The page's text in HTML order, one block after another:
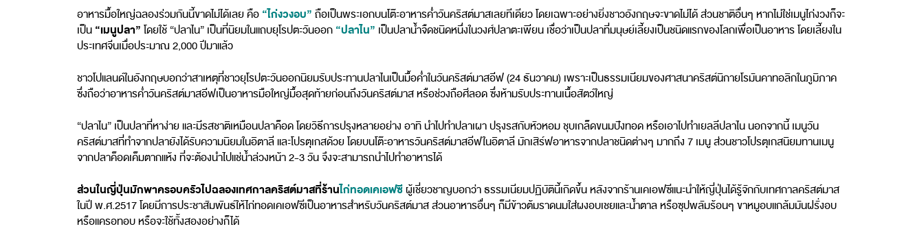
อาหารมื้อใหญ่ฉลองร่วมกันนี้ขาดไม่ได้เลย คือ “ไก่งวงอบ” ถือเป็นพระเอกบนโต๊ะอาหารค่ำวันคริสต์มาสเลยทีเดียว โดยเฉพาะอย่างยิ่งชาวอังกฤษจะขาดไม่ได้ ส่วนชาติอื่นๆ หากไม่ใช่เมนูไก่งวงก็จะ
เป็น “เมนูปลา” โดยใช้ “ปลาไน” เป็นที่นิยมในแถบยุโรปตะวันออก “ปลาไน” เป็นปลาน้ำจืดชนิดหนึ่งในวงศ์ปลาตะเพียน เชื่อว่าเป็นปลาที่มนุษย์เลี้ยงเป็นชนิดแรกของโลกเพื่อเป็นอาหาร โดยเลี้ยงใน
ประเทศจีนเมื่อประมาณ 2,000 ปีมาแล้ว
ชาวโปแลนด์ในอังกฤษบอกว่าสาเหตุที่ชาวยุโรปตะวันออกนิยมรับประทานปลาไนเป็นมื้อค่ำในวันคริสต์มาสอีฟ (24 ธันวาคม) เพราะเป็นธรรมเนียมของศาสนาคริสต์นิกายโรมันคาทอลิกในภูมิภาค
ซึ่งถือว่าอาหารค่ำวันคริสต์มาสอีฟเป็นอาหารมือใหญ่มื้อสุดท้ายก่อนถึงวันคริสต์มาส หรือช่วงถือศีลอด ซึ่งห้ามรับประทานเนื้อสัตว์ใหญ่
“ปลาไน” เป็นปลาที่หาง่าย และมีรสชาติเหมือนปลาค็อด โดยวิธีการปรุงหลายอย่าง อาทิ นำไปทำปลาเผา ปรุงรสกับหัวหอม ชุบเกล็ดขนมปังทอด หรือเอาไปทำเยลลีปลาไน นอกจากนี้ เมนูวัน
คริสต์มาสที่ทำจากปลายังได้รับความนิยมในอิตาลี และโปรตุเกสด้วย โดยบนโต๊ะอาหารวันคริสต์มาสอีฟในอิตาลี มักเสิร์ฟอาหารจากปลาชนิดต่างๆ มากถึง 7 เมนู ส่วนชาวโปรตุเกสนิยมทานเมนู
จากปลาค็อดเค็มตากแห้ง ที่จะต้องนำไปแช่น้ำล่วงหน้า 2-3 วัน จึงจะสามารถนำไปทำอาหารได้
ส่วนในญี่ปุ่นมักพาครอบครัวไปฉลองเทศกาลคริสต์มาสที่ร้านไก่ทอดเคเอฟซีผู้เชี่ยวชาญบอกว่า ธรรมเนียมปฏิบัตินี้เกิดขึ้น หลังจากร้านเคเอฟซีแนะนำให้ญี่ปุ่นได้รู้จักกับเทศกาลคริสต์มาส
ในปี พ.ศ.2517 โดยมีการประชาสัมพันธ์ให้ไก่ทอดเคเอฟซีเป็นอาหารสำหรับวันคริสต์มาส ส่วนอาหารอื่นๆ ก็มีข้าวต้มราดนมใส่ผงอบเชยและน้ำตาล หรือซุปพลัมร้อนๆ ขาหมูอบแกล้มมันฝรั่งอบ
หรือแครอทอบ หรือจะใช้ทั้งสองอย่างก็ได้